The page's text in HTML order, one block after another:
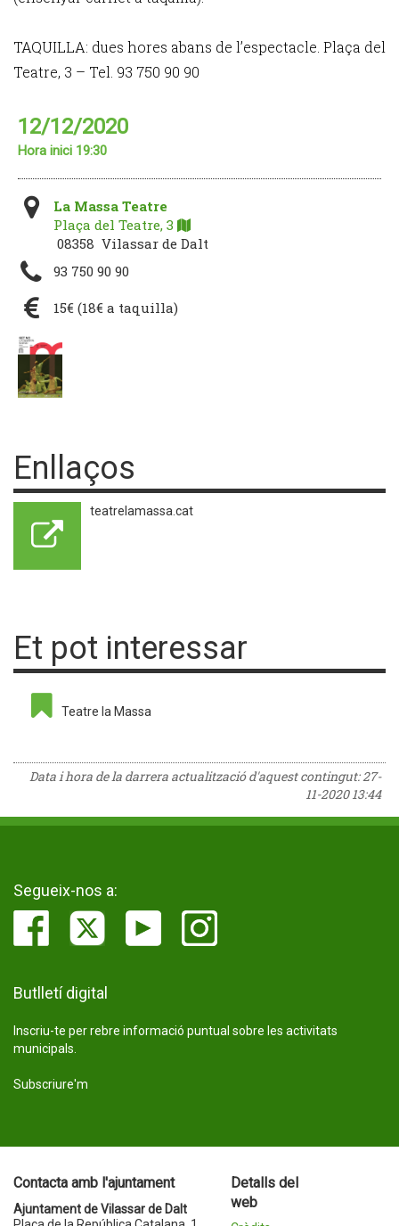
TAQUILLA: dues hores abans de l’espectacle. Plaça del
Teatre, 3 – Tel. 93 750 90 90
12/12/2020
Hora inici 19:30
La Massa Teatre
Plaça del Teatre, 3
08358 Vilassar de Dalt
93 750 90 90
15€ (18€ a taquilla)
Enllaços
teatrelamassa.cat
Et pot interessar
Teatre la Massa
Data i hora de la darrera actualització d'aquest contingut:27-
11-2020 13:44
Segueix-nos a:
Butlletí digital
Inscriu-te per rebre informació puntual sobre les activitats
municipals.
Subscriure'm
Contacta amb l'ajuntament
Ajuntament de Vilassar de Dalt
Detalls del
web